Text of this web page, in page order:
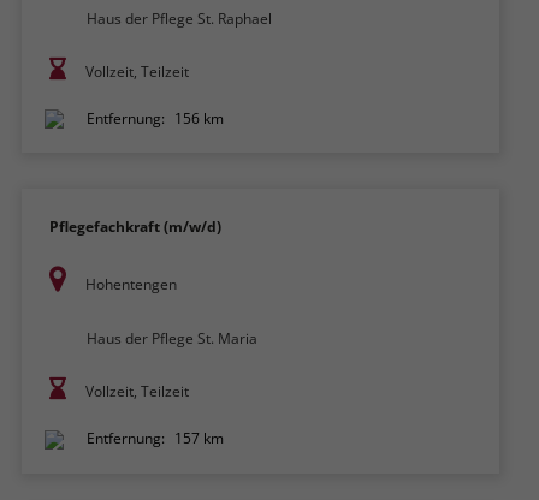
Haus der Pflege St. Raphael
Vollzeit, Teilzeit
Entfernung: 156 km
Pflegefachkraft (m/w/d)
Hohentengen
Haus der Pflege St. Maria
Vollzeit, Teilzeit
Entfernung: 157 km